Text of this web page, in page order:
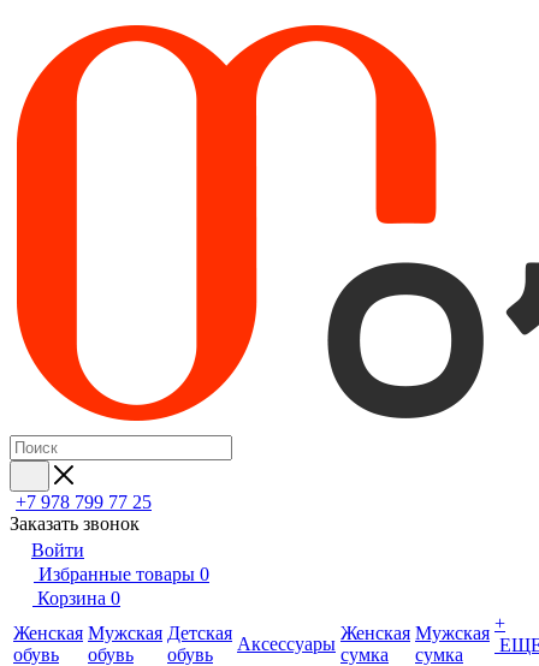
+7 978 799 77 25
Заказать звонок
Войти
Избранные товары 0
Корзина 0
Женская
обувь
Мужская
обувь
Детская
обувь
Аксессуары
Женская
сумка
Мужская
сумка
+